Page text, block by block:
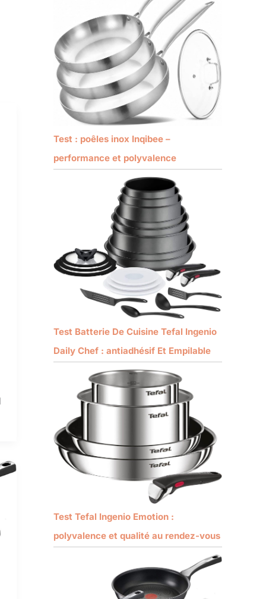
Test : poêles inox Inqibee –
performance et polyvalence
Test Batterie De Cuisine Tefal Ingenio
Daily Chef : antiadhésif Et Empilable
Test Tefal Ingenio Emotion :
polyvalence et qualité au rendez-vous